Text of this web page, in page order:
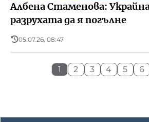
Албена Стаменова:
разрухата да я погълне
05.07.26, 08:47
1 2 3 4 5 6